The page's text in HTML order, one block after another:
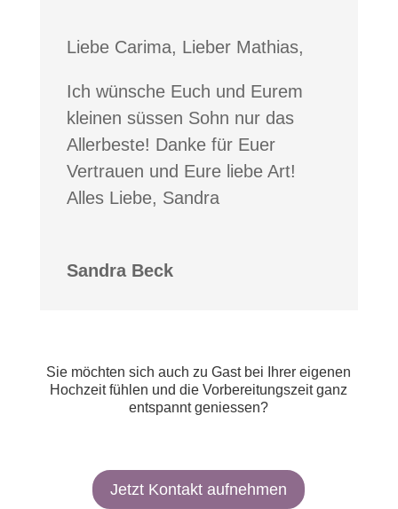
Liebe Carima, Lieber Mathias,
Ich wünsche Euch und Eurem
kleinen süssen Sohn nur das
Allerbeste! Danke für Euer
Vertrauen und Eure liebe Art!
Alles Liebe, Sandra
Sandra Beck
Sie möchten sich auch zu Gast bei Ihrer eigenen
Hochzeit fühlen und die Vorbereitungszeit ganz
entspannt geniessen?
Jetzt Kontakt aufnehmen